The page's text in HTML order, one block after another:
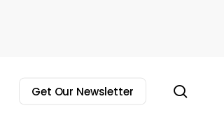
Get Our Newsletter